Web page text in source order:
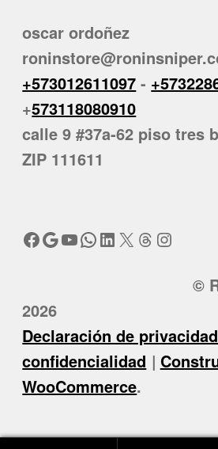
oscar ordoñez
+573012611097 -
+573118080910
calle 9 #37a-62 piso tres
ZIP 111611
Facebook
Google
YouTube
WhatsApp
LinkedIn
X Threads
©
2026
Declaración de
confidencialidad
WooCommerce.